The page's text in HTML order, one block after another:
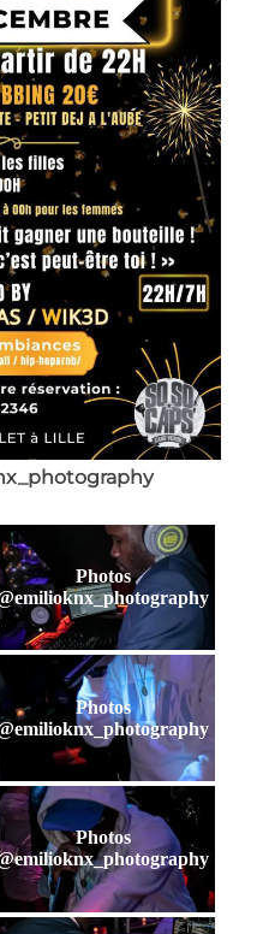
Photos
Photos
Photos